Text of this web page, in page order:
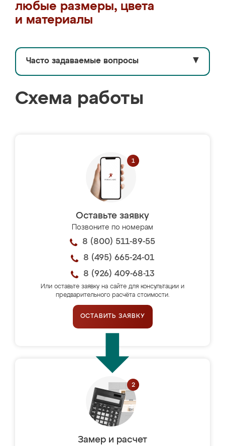
любые размеры, цвета
и материалы
Часто задаваемые вопросы ▼
Схема работы
Оставьте заявку
Позвоните по номерам
8 (800) 511-89-55
8 (495) 665-24-01
8 (926) 409-68-13
Или оставьте заявку на сайте для консультации и
предварительного расчёта стоимости.
ОСТАВИТЬ ЗАЯВКУ
Замер и расчет